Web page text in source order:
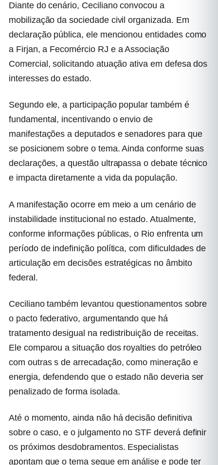
Diante do cenário, Ceciliano convocou a
mobilização da sociedade civil organizada. Em
declaração pública, ele mencionou entidades como
a Firjan, a Fecomércio RJ e a Associação
Comercial, solicitando atuação ativa em defesa dos
interesses do estado.
Segundo ele, a participação popular também é
fundamental, incentivando o envio de
manifestações a deputados e senadores para que
se posicionem sobre o tema. Ainda conforme suas
declarações, a questão ultrapassa o debate técnico
e impacta diretamente a vida da população.
A manifestação ocorre em meio a um cenário de
instabilidade institucional no estado. Atualmente,
conforme informações públicas, o Rio enfrenta um
período de indefinição política, com dificuldades de
articulação em decisões estratégicas no âmbito
federal.
Ceciliano também levantou questionamentos sobre
o pacto federativo, argumentando que há
tratamento desigual na redistribuição de receitas.
Ele comparou a situação dos royalties do petróleo
com outras s de arrecadação, como mineração e
energia, defendendo que o estado não deveria ser
penalizado de forma isolada.
Até o momento, ainda não há decisão definitiva
sobre o caso, e o julgamento no STF deverá definir
os próximos desdobramentos. Especialistas
apontam que o tema segue em análise e pode ter